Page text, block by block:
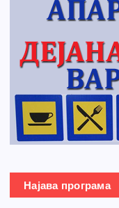
Најава програма